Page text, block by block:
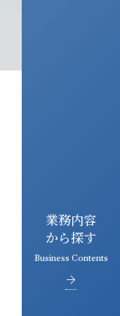
業務内容
から探す
Business Contents